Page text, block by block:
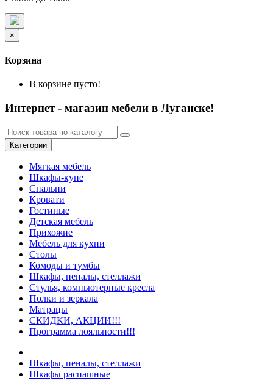
×
Корзина
В корзине пусто!
Интернет - магазин мебели в Луганске!
Категории
Мягкая мебель
Шкафы-купе
Спальни
Кровати
Гостиные
Детская мебель
Прихожие
Мебель для кухни
Столы
Комоды и тумбы
Шкафы, пеналы, стеллажи
Стулья, компьютерные кресла
Полки и зеркала
Матрацы
СКИДКИ, АКЦИИ!!!
Программа лояльности!!!
Шкафы, пеналы, стеллажи
Шкафы распашные